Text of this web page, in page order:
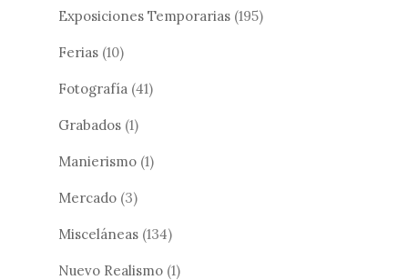
Exposiciones Temporarias (195)
Ferias (10)
Fotografía (41)
Grabados (1)
Manierismo (1)
Mercado (3)
Misceláneas (134)
Nuevo Realismo (1)